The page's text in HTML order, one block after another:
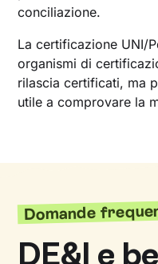
conciliazione.
La certificazione UNI/
organismi di
rilascia certificati, ma
utile a comprovare la
Domande
DE&I e